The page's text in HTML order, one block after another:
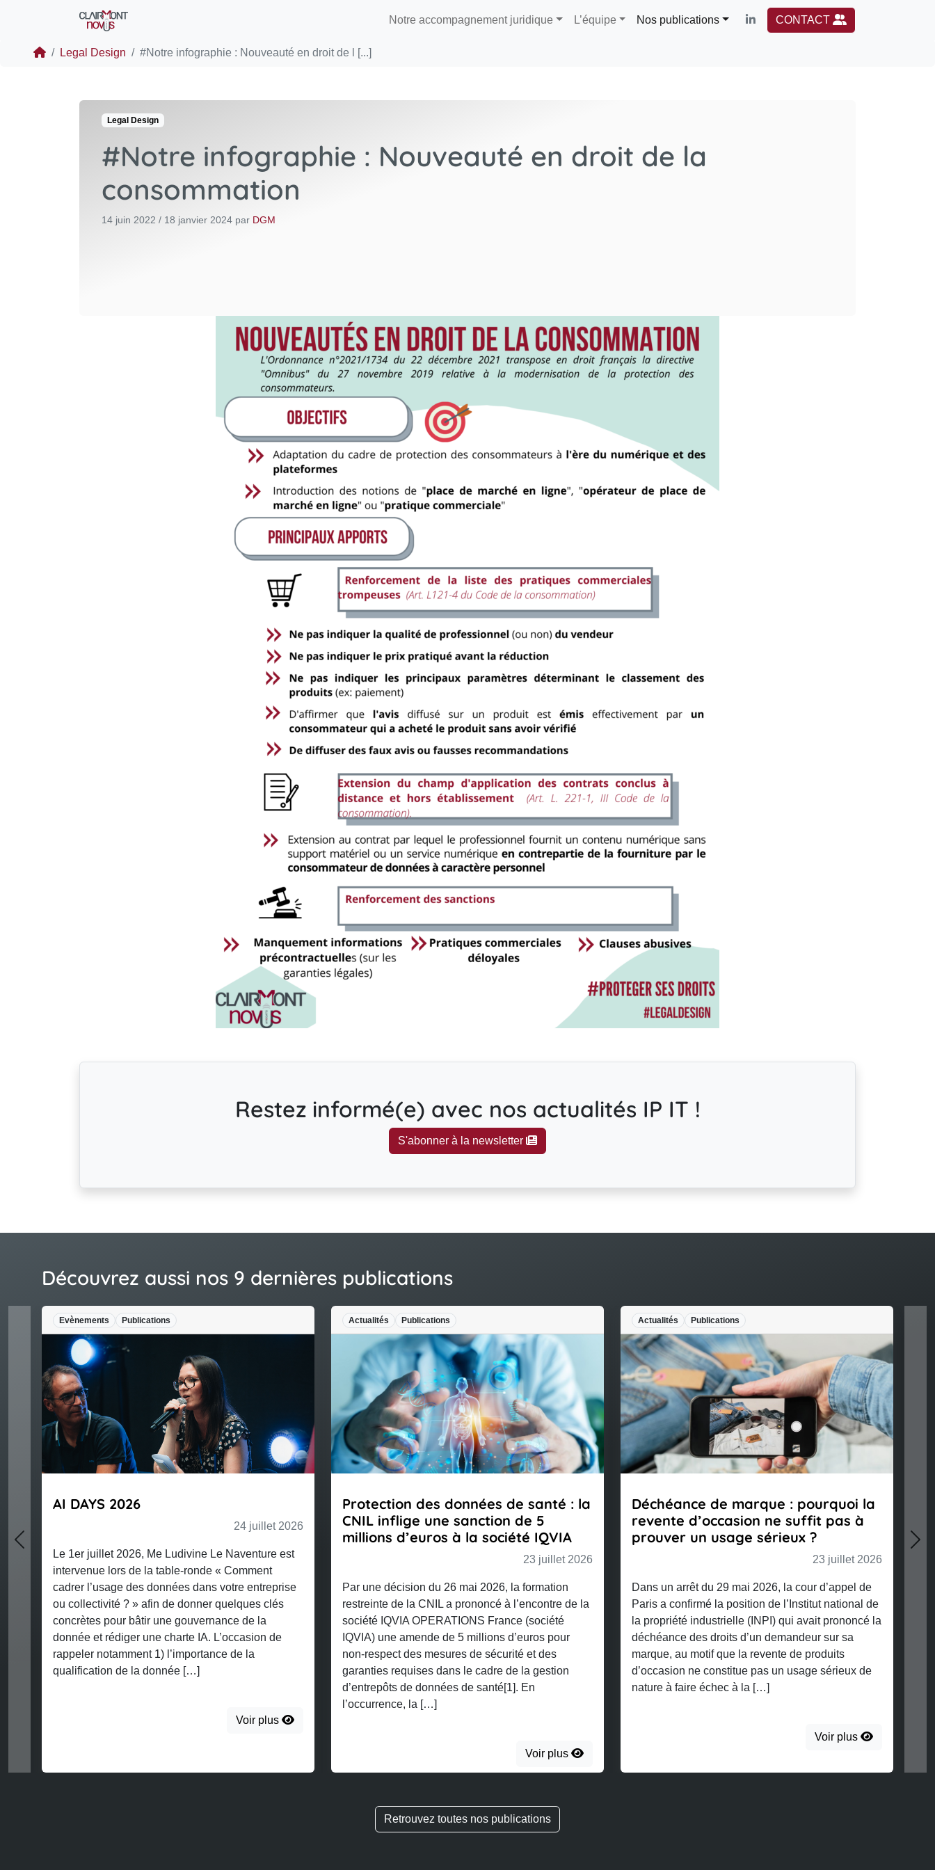
Notre accompagnement juridique L’équipe Nos publications CONTACT
Legal Design #Notre infographie : Nouveauté en droit de l [...]
Legal Design
#Notre infographie : Nouveauté en droit de la
consommation
14 juin 2022 / 18 janvier 2024 par DGM
Restez informé(e) avec nos actualités IP IT !
S'abonner à la newsletter
Découvrez aussi nos 9 dernières publications
Evènements Publications
AI DAYS 2026
24 juillet 2026
Le 1er juillet 2026, Me Ludivine Le Naventure est
intervenue lors de la table-ronde « Comment
cadrer l’usage des données dans votre entreprise
ou collectivité ? » afin de donner quelques clés
concrètes pour bâtir une gouvernance de la
donnée et rédiger une charte IA. L’occasion de
rappeler notamment 1) l’importance de la
qualification de la donnée […]
Voir plus
Actualités Publications
Protection des données de santé : la
CNIL inflige une sanction de 5
millions d’euros à la société IQVIA
23 juillet 2026
Par une décision du 26 mai 2026, la formation
restreinte de la CNIL a prononcé à l’encontre de la
société IQVIA OPERATIONS France (société
IQVIA) une amende de 5 millions d’euros pour
non-respect des mesures de sécurité et des
garanties requises dans le cadre de la gestion
d’entrepôts de données de santé[1]. En
l’occurrence, la […]
Voir plus
Actualités Publications
Déchéance de marque : pourquoi la
revente d’occasion ne suffit pas à
prouver un usage sérieux ?
23 juillet 2026
Dans un arrêt du 29 mai 2026, la cour d’appel de
Paris a confirmé la position de l’Institut national de
la propriété industrielle (INPI) qui avait prononcé la
déchéance des droits d’un demandeur sur sa
marque, au motif que la revente de produits
d’occasion ne constitue pas un usage sérieux de
nature à faire échec à la […]
Voir plus
Previous
Retrouvez toutes nos publications